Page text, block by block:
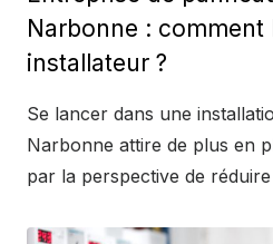
Narbonne : comment
installateur ?
Se lancer dans une
Narbonne attire de plus en
par la perspective de